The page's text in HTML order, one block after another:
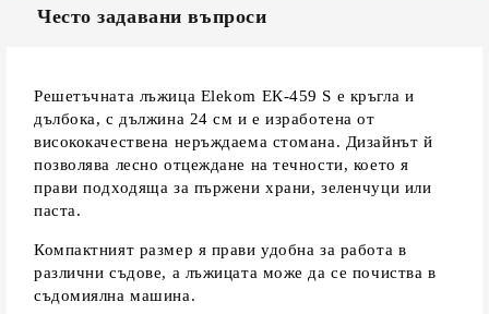
Често задавани въпроси
Решетъчната лъжица Elekom ЕК-459 S е кръгла и
дълбока, с дължина 24 см и е изработена от
висококачествена неръждаема стомана. Дизайнът й
позволява лесно отцеждане на течности, което я
прави подходяща за пържени храни, зеленчуци или
паста.
Компактният размер я прави удобна за работа в
различни съдове, а лъжицата може да се почиства в
съдомиялна машина.